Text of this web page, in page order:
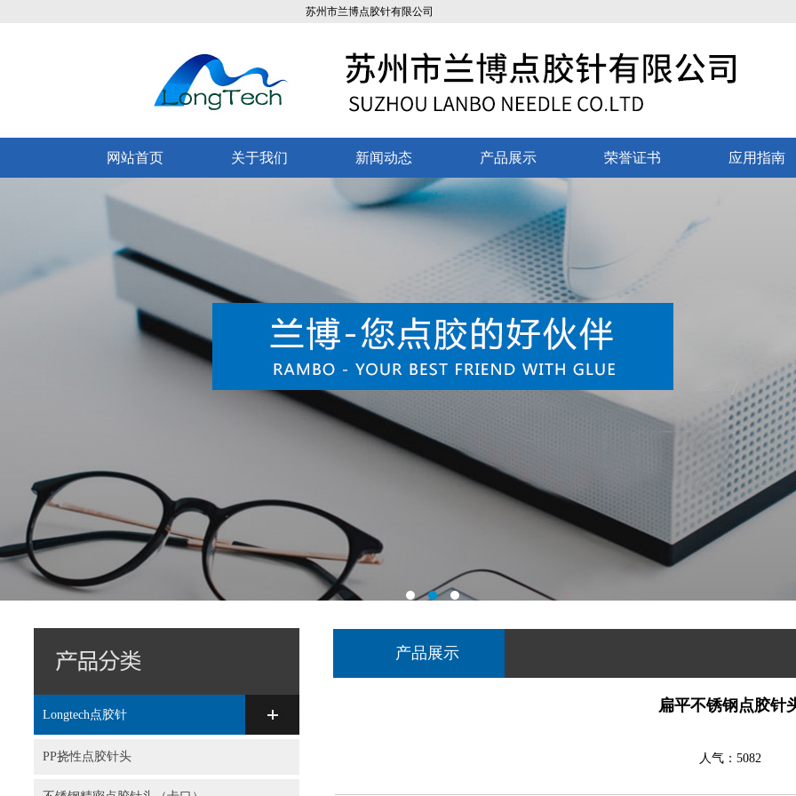
苏州市兰博点胶针有限公司
网站首页 关于我们 新闻动态 产品展示 荣誉证书 应用指南
Longtech点胶针
PP挠性点胶针头
产品展示
扁平不锈钢点胶针
人气：5082